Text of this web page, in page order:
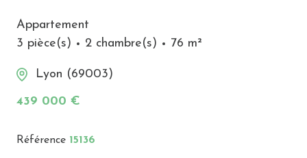
Appartement
3 pièce(s)
2 chambre(s) 76 m²
Lyon (69003)
439 000 €
Référence 15136